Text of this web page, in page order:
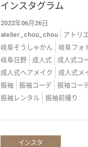
インスタグラム
2022年06月26日
atelier_chou_chou
アトリ
岐阜そうしゃかん
岐阜フォ
岐阜日野
成人式 成人式コ
成人式ヘアメイク
成人式メ
振袖
振袖コーデ 振袖コー
振袖レンタル
振袖前撮り
インスタ